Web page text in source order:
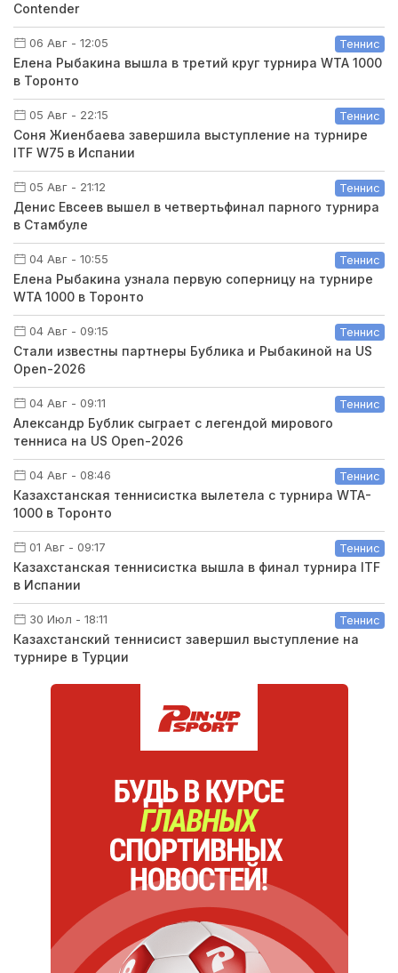
Contender
06 Авг - 12:05 Теннис
Елена Рыбакина вышла в третий круг турнира WTA 1000
в Торонто
05 Авг - 22:15 Теннис
Соня Жиенбаева завершила выступление на турнире
ITF W75 в Испании
05 Авг - 21:12 Теннис
Денис Евсеев вышел в четвертьфинал парного турнира
в Стамбуле
04 Авг - 10:55 Теннис
Елена Рыбакина узнала первую соперницу на турнире
WTA 1000 в Торонто
04 Авг - 09:15 Теннис
Стали известны партнеры Бублика и Рыбакиной на US
Open-2026
04 Авг - 09:11 Теннис
Александр Бублик сыграет с легендой мирового
тенниса на US Open-2026
04 Авг - 08:46 Теннис
Казахстанская теннисистка вылетела с турнира WTA-
1000 в Торонто
01 Авг - 09:17 Теннис
Казахстанская теннисистка вышла в финал турнира ITF
в Испании
30 Июл - 18:11 Теннис
Казахстанский теннисист завершил выступление на
турнире в Турции